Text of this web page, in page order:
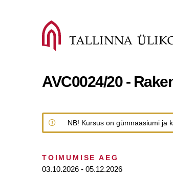
AVC0024/20 -
NB! Kursus on gümnaasiumi ja
TOIMUMISE AEG
03.10.2026 - 05.12.2026